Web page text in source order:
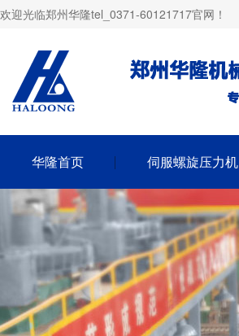
欢迎光临郑州华隆tel_0371-60121717官网！
华隆首页 伺服螺旋压力机